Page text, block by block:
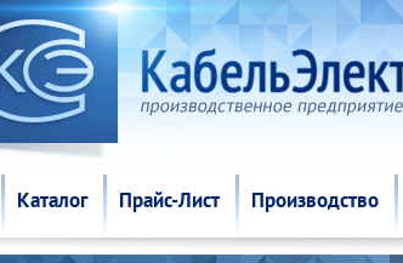
Каталог Прайс-Лист Производство
Каталог Прайс-Лист Производство